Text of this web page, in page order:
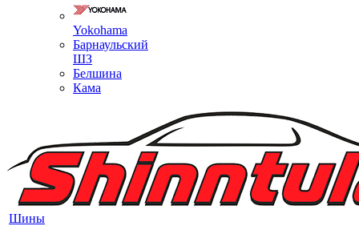
Yokohama
Барнаульский
ШЗ
Белшина
Кама
Шины